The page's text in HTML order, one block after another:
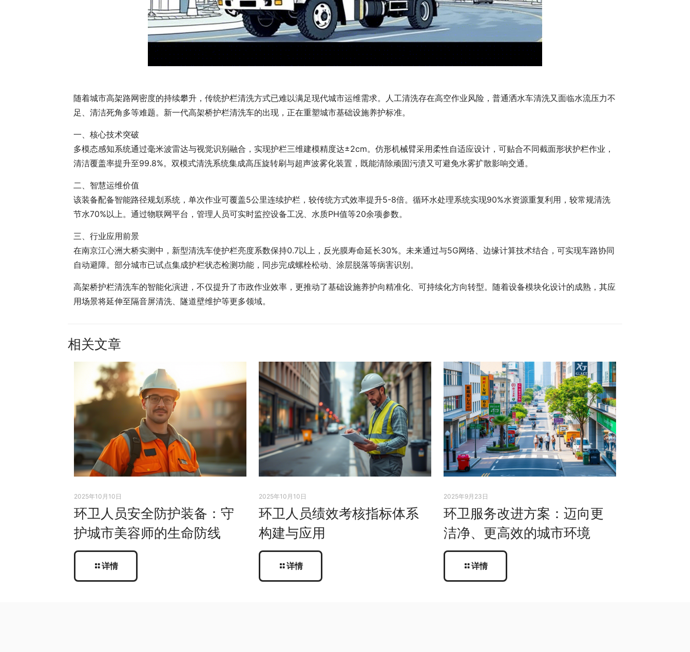
随着城市高架路网密度的持续攀升，传统护栏清洗方式已难以满足现代城市运维需求。人工清洗存在高空作业风险，普通洒水车清洗又面临水流压力不
足、清洁死角多等难题。新一代高架桥护栏清洗车的出现，正在重塑城市基础设施养护标准。
一、核心技术突破
多模态感知系统通过毫米波雷达与视觉识别融合，实现护栏三维建模精度达±2cm。仿形机械臂采用柔性自适应设计，可贴合不同截面形状护栏作业，
清洁覆盖率提升至99.8%。双模式清洗系统集成高压旋转刷与超声波雾化装置，既能清除顽固污渍又可避免水雾扩散影响交通。
二、智慧运维价值
该装备配备智能路径规划系统，单次作业可覆盖5公里连续护栏，较传统方式效率提升5-8倍。循环水处理系统实现90%水资源重复利用，较常规清洗
节水70%以上。通过物联网平台，管理人员可实时监控设备工况、水质PH值等20余项参数。
三、行业应用前景
在南京江心洲大桥实测中，新型清洗车使护栏亮度系数保持0.7以上，反光膜寿命延长30%。未来通过与5G网络、边缘计算技术结合，可实现车路协同
自动避障。部分城市已试点集成护栏状态检测功能，同步完成螺栓松动、涂层脱落等病害识别。
高架桥护栏清洗车的智能化演进，不仅提升了市政作业效率，更推动了基础设施养护向精准化、可持续化方向转型。随着设备模块化设计的成熟，其应
用场景将延伸至隔音屏清洗、隧道壁维护等更多领域。
相关文章
2025年10月10日
环卫人员安全防护装备：守
护城市美容师的生命防线
详情
2025年10月10日
环卫人员绩效考核指标体系
构建与应用
详情
2025年9月23日
环卫服务改进方案：迈向更
洁净、更高效的城市环境
详情